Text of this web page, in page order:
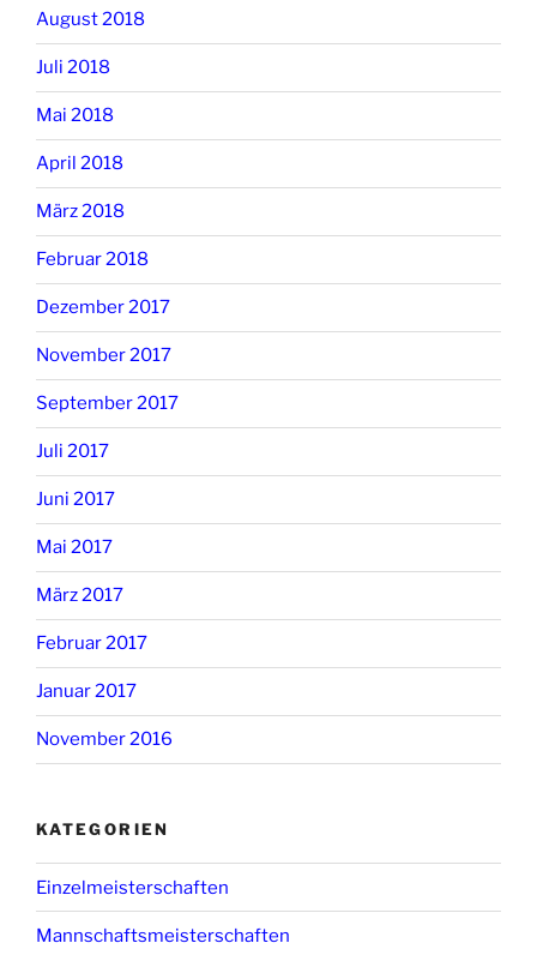
August 2018
Juli 2018
Mai 2018
April 2018
März 2018
Februar 2018
Dezember 2017
November 2017
September 2017
Juli 2017
Juni 2017
Mai 2017
März 2017
Februar 2017
Januar 2017
November 2016
KATEGORIEN
Einzelmeisterschaften
Mannschaftsmeisterschaften